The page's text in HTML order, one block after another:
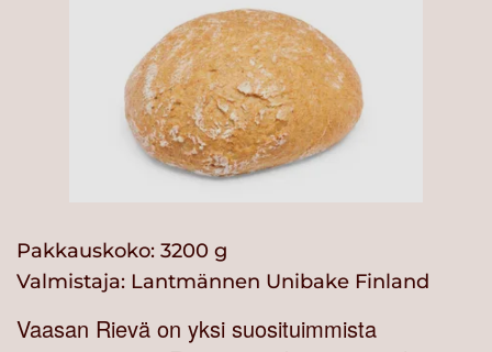
Pakkauskoko: 3200 g
Valmistaja: Lantmännen Unibake Finland
Vaasan Rievä on yksi suosituimmista